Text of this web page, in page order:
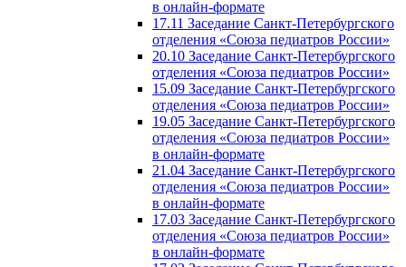
в онлайн-формате
17.11 Заседание Санкт-Петербургского
отделения «Союза педиатров России»
20.10 Заседание Санкт-Петербургского
отделения «Союза педиатров России»
15.09 Заседание Санкт-Петербургского
отделения «Союза педиатров России»
19.05 Заседание Санкт-Петербургского
отделения «Союза педиатров России»
в онлайн-формате
21.04 Заседание Санкт-Петербургского
отделения «Союза педиатров России»
в онлайн-формате
17.03 Заседание Санкт-Петербургского
отделения «Союза педиатров России»
в онлайн-формате